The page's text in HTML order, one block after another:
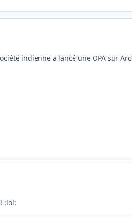
indienne a lancé une OPA sur
:lol: